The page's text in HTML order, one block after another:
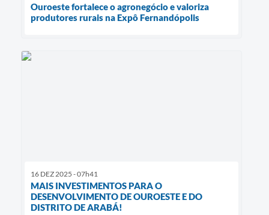
Ouroeste fortalece o agronegócio e valoriza
produtores rurais na Expô Fernandópolis
16 DEZ 2025 - 07h41
MAIS INVESTIMENTOS PARA O
DESENVOLVIMENTO DE OUROESTE E DO
DISTRITO DE ARABÁ!